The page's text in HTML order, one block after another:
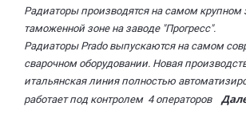
Радиаторы производятся на самом крупном
таможенной зоне на заводе "Прогресс".
Радиаторы Prado выпускаются на самом
сварочном оборудовании. Новая
итальянская линия полностью
работает под контролем 4 операторов